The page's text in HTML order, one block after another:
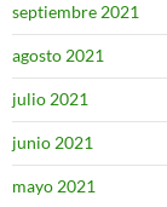
septiembre 2021
agosto 2021
julio 2021
junio 2021
mayo 2021